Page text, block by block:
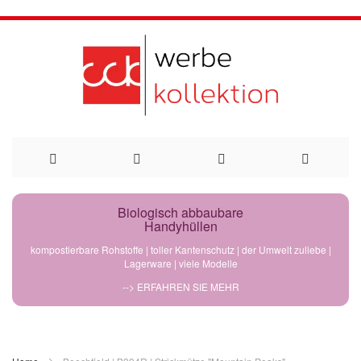
Direkt
Biologisch abbaubare
Handyhüllen
kompostierbare Rohstoffe | toller Kantenschutz | der Umwelt zuliebe |
Lagerware | viele Modelle
--> ERFAHREN SIE MEHR